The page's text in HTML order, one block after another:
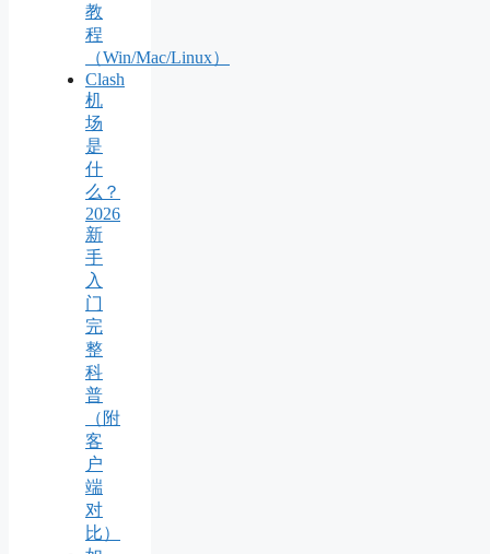
教
程
（Win/Mac/Linux）
Clash
机
场
是
什
么？
2026
新
手
入
门
完
整
科
普
（附
客
户
端
对
比）